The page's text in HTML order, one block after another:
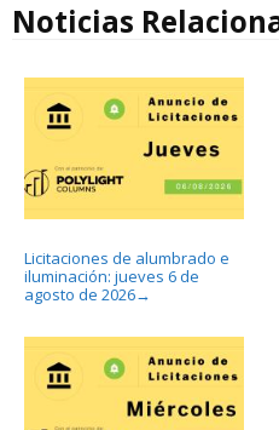
Noticias
Licitaciones de alumbrado e
iluminación: jueves 6 de
agosto de 2026→